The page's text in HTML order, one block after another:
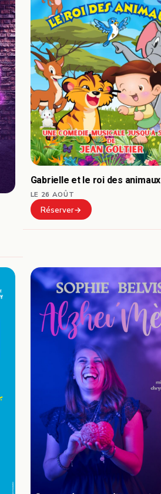
Gabrielle et le roi des animaux
LE 26 AOÛT
Réserver